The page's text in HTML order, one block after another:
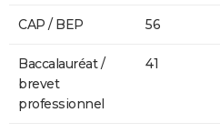
CAP / BEP 56
Baccalauréat /
brevet
professionnel
41